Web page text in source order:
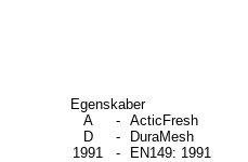
Egenskaber
A
-
ActicFresh
D
-
DuraMesh
1991
- EN149: 1991